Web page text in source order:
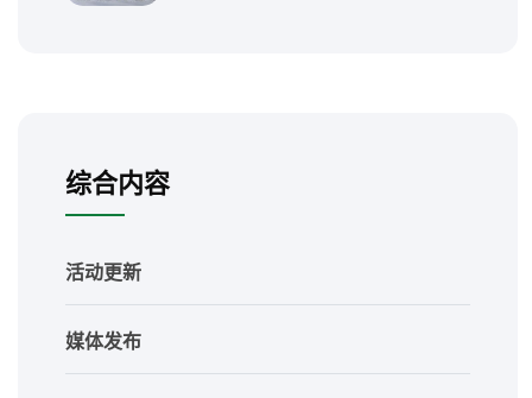
综合内容
活动更新
媒体发布